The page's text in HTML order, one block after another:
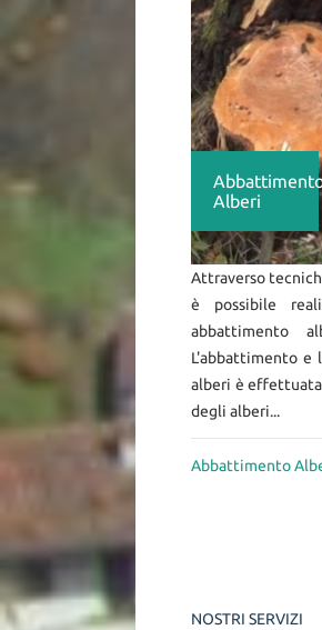
Alberi
Attraverso
è possibile
abbattimento
L'abbattimento e
alberi è
degli alberi...
Abbattimento
NOSTRI SERVIZI